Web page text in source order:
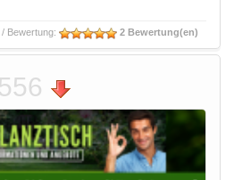
Bewertung: 2 Bewertung(en)
556